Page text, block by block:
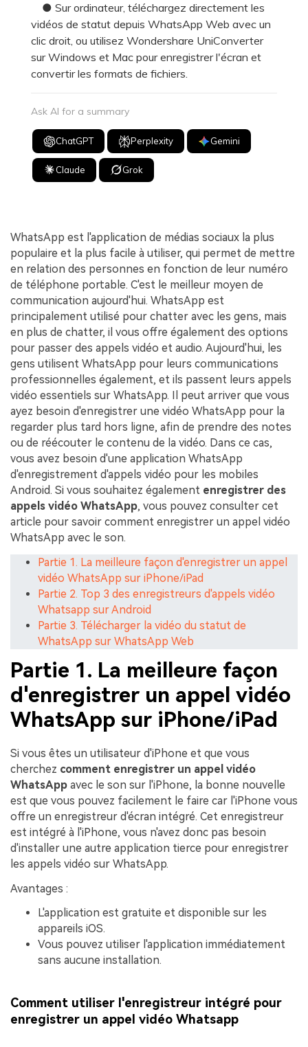
● Sur ordinateur, téléchargez directement les
vidéos de statut depuis WhatsApp Web avec un
clic droit, ou utilisez Wondershare UniConverter
sur Windows et Mac pour enregistrer l'écran et
convertir les formats de fichiers.
Ask AI for a summary
ChatGPT Perplexity Gemini
Claude Grok
WhatsApp est l'application de médias sociaux la plus
populaire et la plus facile à utiliser, qui permet de mettre
en relation des personnes en fonction de leur numéro
de téléphone portable. C'est le meilleur moyen de
communication aujourd'hui. WhatsApp est
principalement utilisé pour chatter avec les gens, mais
en plus de chatter, il vous offre également des options
pour passer des appels vidéo et audio. Aujourd'hui, les
gens utilisent WhatsApp pour leurs communications
professionnelles également, et ils passent leurs appels
vidéo essentiels sur WhatsApp. Il peut arriver que vous
ayez besoin d'enregistrer une vidéo WhatsApp pour la
regarder plus tard hors ligne, afin de prendre des notes
ou de réécouter le contenu de la vidéo. Dans ce cas,
vous avez besoin d'une application WhatsApp
d'enregistrement d'appels vidéo pour les mobiles
Android. Si vous souhaitez également enregistrer des
appels vidéo WhatsApp, vous pouvez consulter cet
article pour savoir comment enregistrer un appel vidéo
WhatsApp avec le son.
Partie 1. La meilleure façon d'enregistrer un appel
vidéo WhatsApp sur iPhone/iPad
Partie 2. Top 3 des enregistreurs d'appels vidéo
Whatsapp sur Android
Partie 3. Télécharger la vidéo du statut de
WhatsApp sur WhatsApp Web
Partie 1. La meilleure façon
d'enregistrer un appel vidéo
WhatsApp sur iPhone/iPad
Si vous êtes un utilisateur d'iPhone et que vous
cherchez comment enregistrer un appel vidéo
WhatsApp avec le son sur l'iPhone, la bonne nouvelle
est que vous pouvez facilement le faire car l'iPhone vous
offre un enregistreur d'écran intégré. Cet enregistreur
est intégré à l'iPhone, vous n'avez donc pas besoin
d'installer une autre application tierce pour enregistrer
les appels vidéo sur WhatsApp.
Avantages :
L'application est gratuite et disponible sur les
appareils iOS.
Vous pouvez utiliser l'application immédiatement
sans aucune installation.
Comment utiliser l'enregistreur intégré pour
enregistrer un appel vidéo Whatsapp